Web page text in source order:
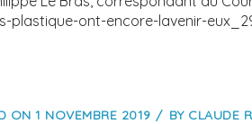
plastique-ont-encore-lavenir-
ON 1 NOVEMBRE 2019 BY CLAUDE